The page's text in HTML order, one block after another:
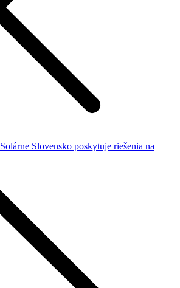
Solárne Slovensko poskytuje riešenia na